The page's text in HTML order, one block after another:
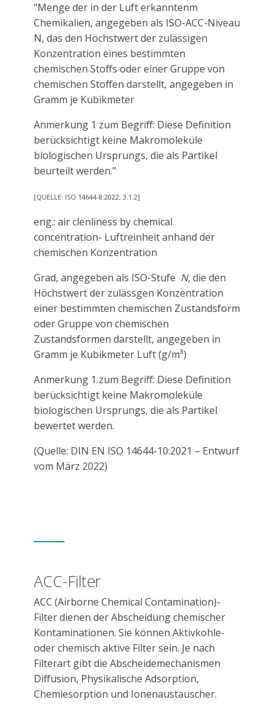
"Menge der in der Luft erkanntenm
Chemikalien, angegeben als ISO-ACC-Niveau
N, das den Höchstwert der zulässigen
Konzentration eines bestimmten
chemischen Stoffs oder einer Gruppe von
chemischen Stoffen darstellt, angegeben in
Gramm je Kubikmeter
Anmerkung 1 zum Begriff: Diese Definition
berücksichtigt keine Makromoleküle
biologischen Ursprungs, die als Partikel
beurteilt werden."
[QUELLE: ISO 14644-8:2022, 3.1.2]
eng.: air clenliness by chemical
concentration- Luftreinheit anhand der
chemischen Konzentration
Grad, angegeben als ISO-Stufe N,die den
Höchstwert der zulässgen Konzentration
einer bestimmten chemischen Zustandsform
oder Gruppe von chemischen
Zustandsformen darstellt, angegeben in
Gramm je Kubikmeter Luft (g/m³)
Anmerkung 1 zum Begriff: Diese Definition
berücksichtigt keine Makromoleküle
biologischen Ursprungs, die als Partikel
bewertet werden.
(Quelle: DIN EN ISO 14644-10:2021 – Entwurf
vom März 2022)
ACC-Filter
ACC (Airborne Chemical Contamination)-
Filter dienen der Abscheidung chemischer
Kontaminationen. Sie können Aktivkohle-
oder chemisch aktive Filter sein. Je nach
Filterart gibt die Abscheidemechanismen
Diffusion, Physikalische Adsorption,
Chemiesorption und Ionenaustauscher.